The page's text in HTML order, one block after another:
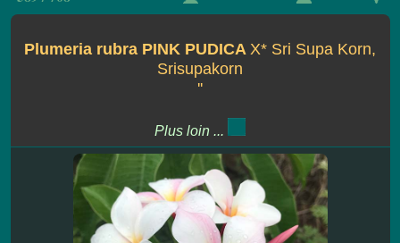
Plumeria rubra PINK PUDICA X* Sri Supa Korn,
Srisupakorn
''
Plus loin ...